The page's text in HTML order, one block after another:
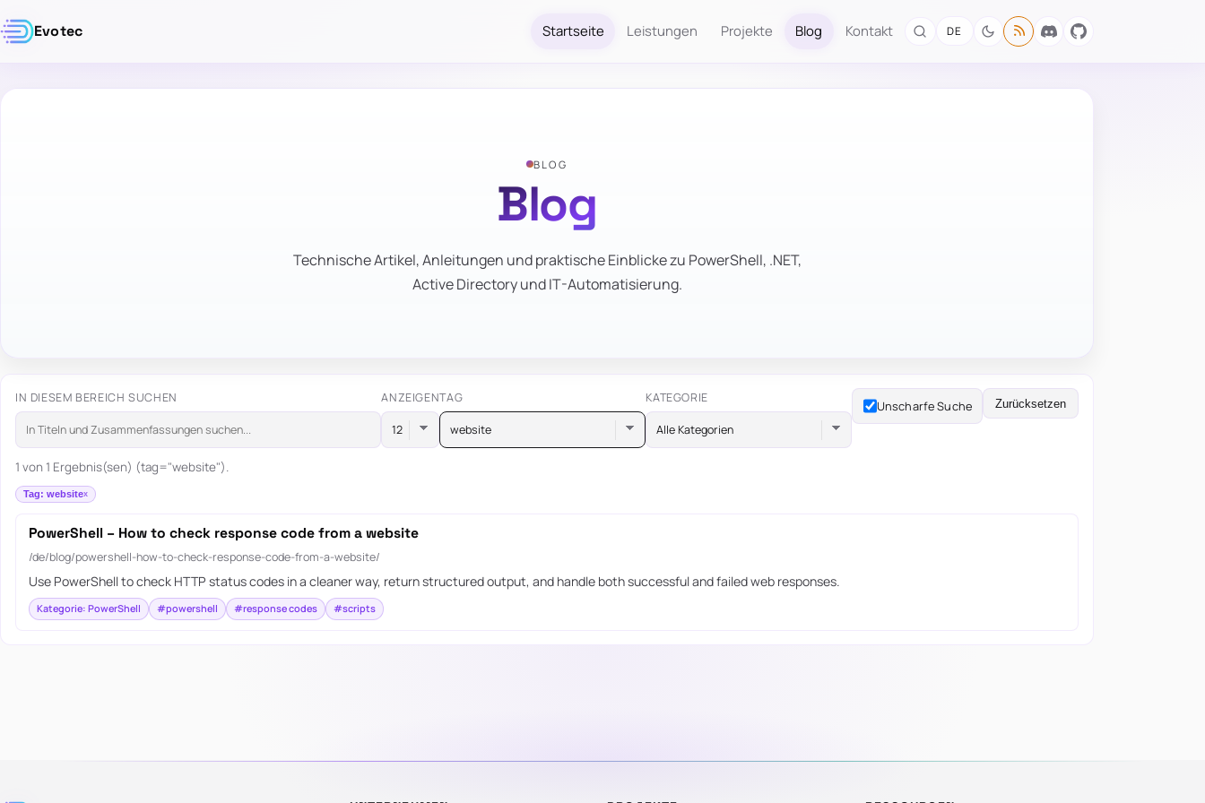
Evotec Startseite Leistungen Projekte Blog Kontakt DE
BLOG
Blog
Technische Artikel, Anleitungen und praktische Einblicke zu PowerShell, .NET,
Active Directory und IT-Automatisierung.
IN DIESEM BEREICH SUCHEN ANZEIGENTAG
website
KATEGORIE
Alle Kategorien
Unscharfe Suche Zurücksetzen
1 von 1 Ergebnis(sen) (tag="website").
Tag: website
PowerShell – How to check response code from a website
/de/blog/powershell-how-to-check-response-code-from-a-website/
Use PowerShell to check HTTP status codes in a cleaner way, return structured output, and handle both successful and failed web responses.
Kategorie: PowerShell #powershell #response codes #scripts